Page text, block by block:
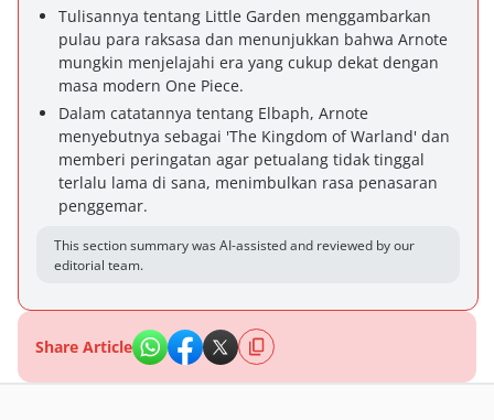
Tulisannya tentang Little Garden menggambarkan
pulau para raksasa dan menunjukkan bahwa Arnote
mungkin menjelajahi era yang cukup dekat dengan
masa modern One Piece.
Dalam catatannya tentang Elbaph, Arnote
menyebutnya sebagai 'The Kingdom of Warland' dan
memberi peringatan agar petualang tidak tinggal
terlalu lama di sana, menimbulkan rasa penasaran
penggemar.
This section summary was AI-assisted and reviewed by our
editorial team.
Share Article